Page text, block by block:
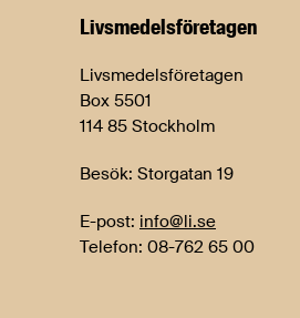
Livsmedels­företagen
Livsmedelsföretagen
Box 5501
114 85 Stockholm
Besök: Storgatan 19
E-post: info@li.se
Telefon: 08-762 65 00